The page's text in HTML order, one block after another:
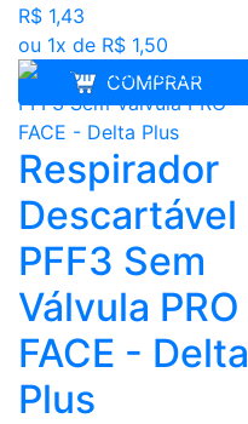
R$ 1,43
ou 1x de R$ 1,50
COMPRAR
Respirador
Descartável
PFF3 Sem
Válvula PRO
FACE - Delta
Plus